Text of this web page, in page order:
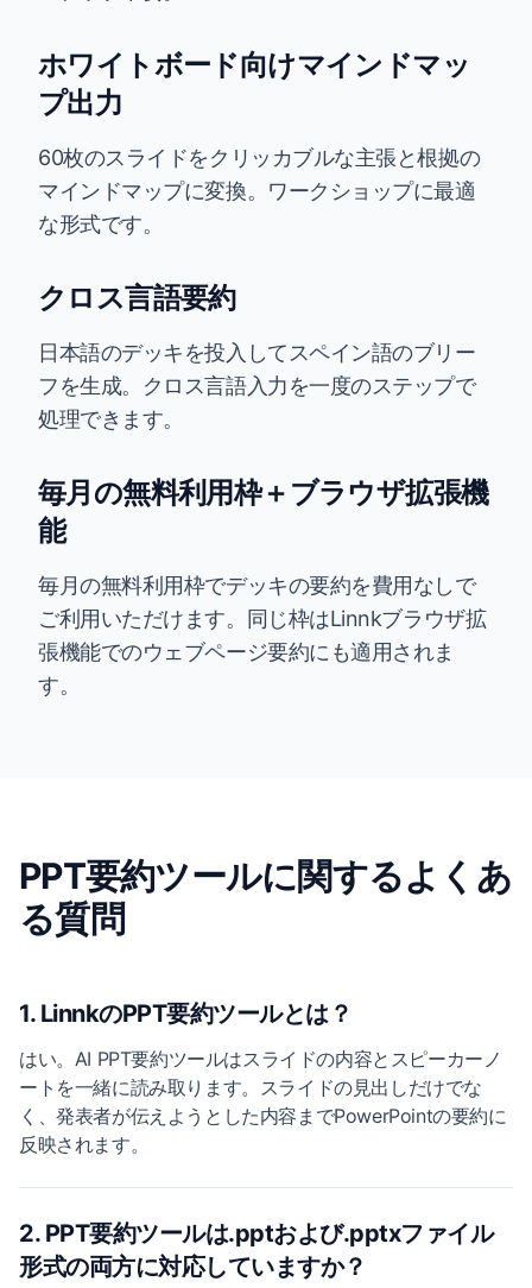
ホワイトボード向けマインドマッ
プ出力
60枚のスライドをクリッカブルな主張と根拠の
マインドマップに変換。ワークショップに最適
な形式です。
クロス言語要約
日本語のデッキを投入してスペイン語のブリー
フを生成。クロス言語入力を一度のステップで
処理できます。
毎月の無料利用枠＋ブラウザ拡張機
能
毎月の無料利用枠でデッキの要約を費用なしで
ご利用いただけます。同じ枠はLinnkブラウザ拡
張機能でのウェブページ要約にも適用されま
す。
PPT要約ツールに関するよくあ
る質問
1. LinnkのPPT要約ツールとは？
はい。AI PPT要約ツールはスライドの内容とスピーカーノ
ートを一緒に読み取ります。スライドの見出しだけでな
く、発表者が伝えようとした内容までPowerPointの要約に
反映されます。
2. PPT要約ツールは.pptおよび.pptxファイル
形式の両方に対応していますか？